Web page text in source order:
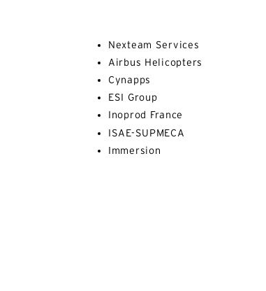
Nexteam Services
Airbus Helicopters
Cynapps
ESI Group
Inoprod France
ISAE-SUPMECA
Immersion